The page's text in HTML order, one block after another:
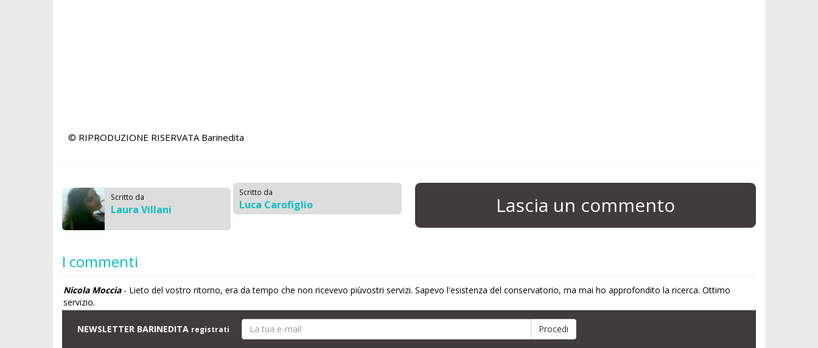
© RIPRODUZIONE RISERVATA Barinedita
Scritto da
Laura Villani
Scritto da
Luca Carofiglio Lascia un commento
I commenti
Nicola Moccia- Lieto del vostro ritorno, era da tempo che non ricevevo piùvostri servizi. Sapevo l'esistenza del conservatorio, ma mai ho approfondito la ricerca. Ottimo
servizio.
NEWSLETTER BARINEDITA registrati